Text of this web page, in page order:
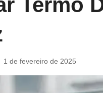
Termo
1 de fevereiro de 2025